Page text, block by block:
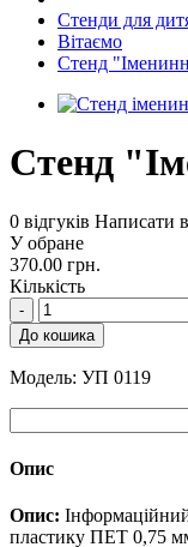
Стенди для
Вітаємо
Стенд
Стенд
0 відгуків Написати
У обране
370.00 грн.
Кількість
-
До кошика
Модель: УП 0119
Опис
Опис:
пластику ПЕТ 0,75